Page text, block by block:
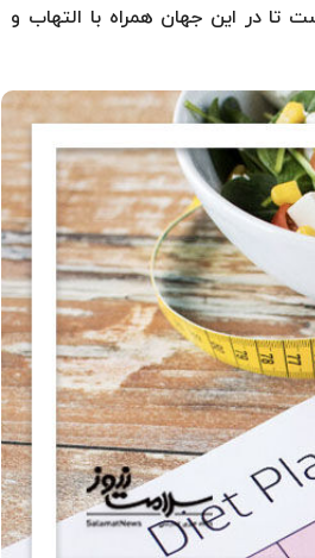
در این جهان همراه با التهاب و